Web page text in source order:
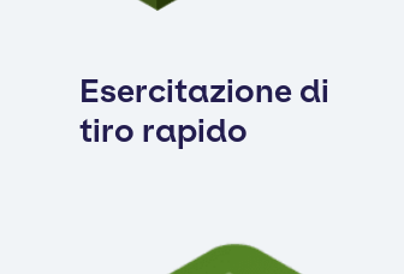
Esercitazione di
tiro rapido